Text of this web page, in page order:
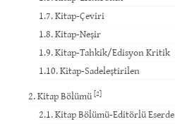
1.7. Kitap-Çeviri
1.8. Kitap-Neşir
1.9. Kitap-Tahkik/Edisyon Kritik
1.10. Kitap-Sadeleştirilen
2. Kitap Bölümü [2]
2.1. Kitap Bölümü-Editörlü Eserde